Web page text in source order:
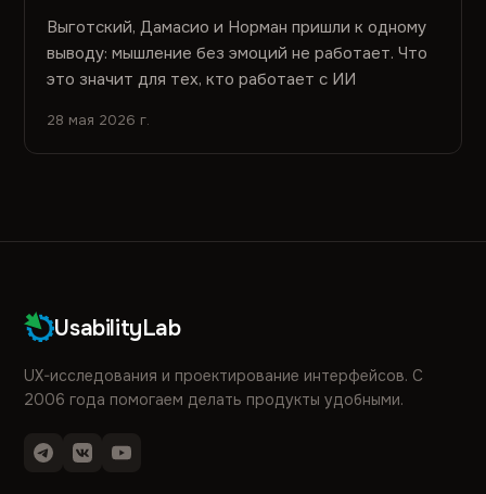
Выготский, Дамасио и Норман пришли к одному
выводу: мышление без эмоций не работает. Что
это значит для тех, кто работает с ИИ
28 мая 2026 г.
UsabilityLab
UX-исследования и проектирование интерфейсов. С
2006 года помогаем делать продукты удобными.